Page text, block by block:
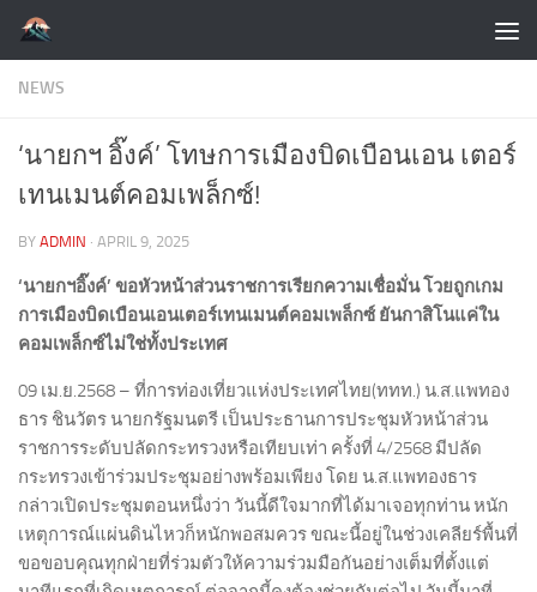
Skip to content
NEWS
‘นายกฯ อิ๊งค์’ โทษการเมืองบิดเบือนเอน เตอร์
เทนเมนต์คอมเพล็กซ์!
BY ADMIN · APRIL 9, 2025
‘นายกฯอิ๊งค์’ ขอหัวหน้าส่วนราชการเรียกความเชื่อมั่น โวยถูกเกม
การเมืองบิดเบือนเอนเตอร์เทนเมนต์คอมเพล็กซ์ ยันกาสิโนแค่ใน
คอมเพล็กซ์ไม่ใช่ทั้งประเทศ
09 เม.ย.2568 – ที่การท่องเที่ยวแห่งประเทศไทย(ททท.) น.ส.แพทอง
ธาร ชินวัตร นายกรัฐมนตรี เป็นประธานการประชุมหัวหน้าส่วน
ราชการระดับปลัดกระทรวงหรือเทียบเท่า ครั้งที่ 4/2568 มีปลัด
กระทรวงเข้าร่วมประชุมอย่างพร้อมเพียง โดย น.ส.แพทองธาร
กล่าวเปิดประชุมตอนหนึ่งว่า วันนี้ดีใจมากที่ได้มาเจอทุกท่าน หนัก
เหตุการณ์แผ่นดินไหวก็หนักพอสมควร ขณะนี้อยู่ในช่วงเคลียร์พื้นที่
ขอขอบคุณทุกฝ่ายที่ร่วมตัวให้ความร่วมมือกันอย่างเต็มที่ตั้งแต่